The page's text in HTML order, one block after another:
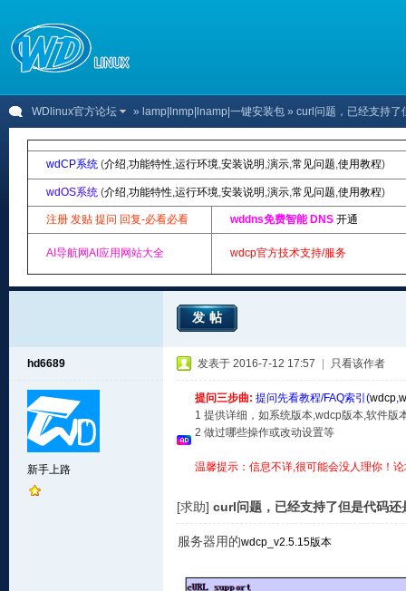
WDlinux官方论坛 » lamp|lnmp|lnamp|一键安装包 » curl问题，已经支持了
wdCP系统 (介绍,功能特性,运行环境,安装说明 ,演示,常见问题,使用教程)
wdOS系统 (介绍,功能特性,运行环境,安装说明 ,演示,常见问题,使用教程)
注册 发贴 提问 回复-必看必看 wddns免费智能 DNS 开通
AI导航网AI应用网站大全 wdcp官方技术支持/服务
发帖
hd6689
新手上路
发表于 2016-7-12 17:57 只看该作者
提问三步曲: 提问先看教程/FAQ索引(wdcp,
1 提供详细，如系统版本,wdcp版本,软件版
2 做过哪些操作或改动设置等
温馨提示：信息不详,很可能会没人理你！
[求助] curl问题，已经支持了但是代码
服务器用的wdcp_v2.5.15版本